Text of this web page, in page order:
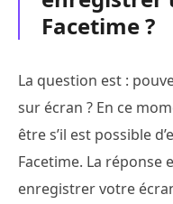
Facetime ?
La question est :
sur écran ? En ce
être s’il est possible
Facetime. La réponse
enregistrer votre